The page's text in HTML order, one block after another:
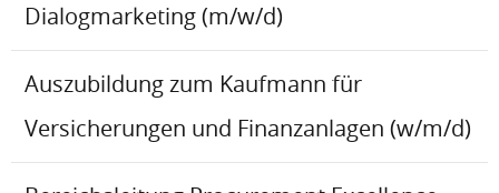
Dialogmarketing (m/w/d)
Auszubildung zum Kaufmann für
Versicherungen und Finanzanlagen (w/m/d)